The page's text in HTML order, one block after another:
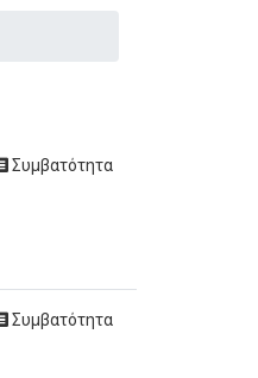
Συμβατότητα
Συμβατότητα